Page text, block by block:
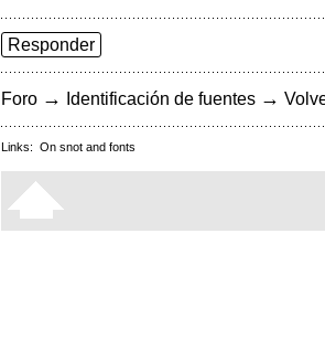
Responder
Foro → Identificación de fuentes →
Links: On snot and fonts